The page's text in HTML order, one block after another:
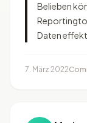
Belieben
Daten
7. März 2022